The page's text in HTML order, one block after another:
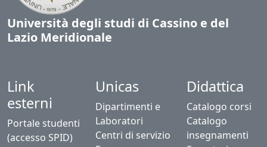
Università degli studi di Cassino e del
Lazio Meridionale
Link
esterni
Portale studenti
(accesso SPID)
Unicas
Dipartimenti e
Laboratori
Centri di servizio
Didattica
Catalogo corsi
Catalogo
insegnamenti